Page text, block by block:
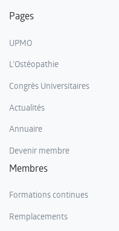
Pages
UPMO
L'Ostéopathie
Congrès Universitaires
Actualités
Annuaire
Devenir membre
Membres
Formations continues
Remplacements